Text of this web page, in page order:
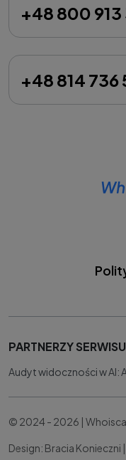
+48 800 913
+48 814 736
PARTNERZY
Audyt widoczności w AI:
© 2024 - 2026 |
Design: Bracia Konieczni |